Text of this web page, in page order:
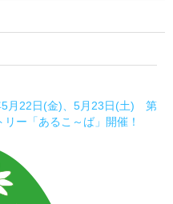
5月22日(金)、5月23日(土) 第
ー「あるこ～ば」開催！